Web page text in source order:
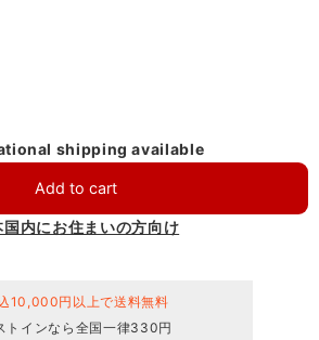
shipping available
Add to cart
国内にお住まいの方向け
10,000円以上で送料無料
トインなら全国一律330円